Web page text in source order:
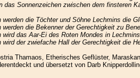
das Sonnenzeichen zwischen dem finsteren
werden die Töchter und Söhne Lechmins die
werden die Bekenner der Gerechtigkeit zu
wird das Aar-Ei des Roten Mondes in
wird der zwiefache Hall der Gerechtigkeit die
Thamaos, Etherisches Geflüster,
und übersetzt von Darb